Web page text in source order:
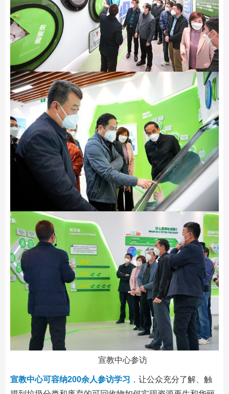
宣教中心参访
宣教中心可容纳200余人参访学习 ， 让公众充分了解、触